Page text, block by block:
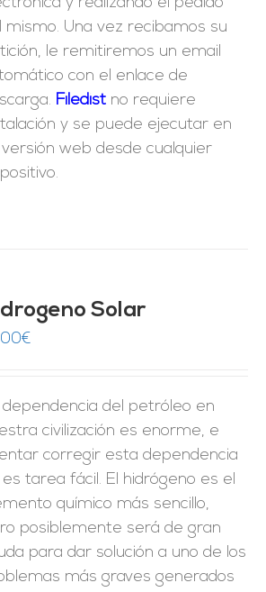
mismo. Una vez recibamos su
le remitiremos un email
con el enlace de
Filedist no requiere
y se puede ejecutar en
versión web desde cualquier
Solar
€
dependencia del petróleo en
civilización es enorme, e
corregir esta dependencia
es tarea fácil. El hidrógeno es el
químico más sencillo,
posiblemente será de gran
para dar solución a uno de los
más graves generados